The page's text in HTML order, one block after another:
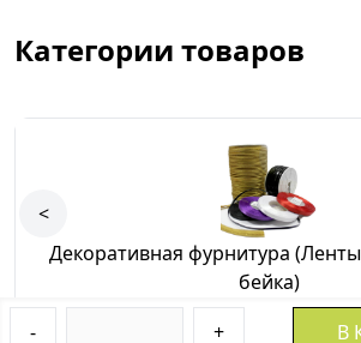
- + В
Категории товаров
<
Декоративная фурнитура
бейка)